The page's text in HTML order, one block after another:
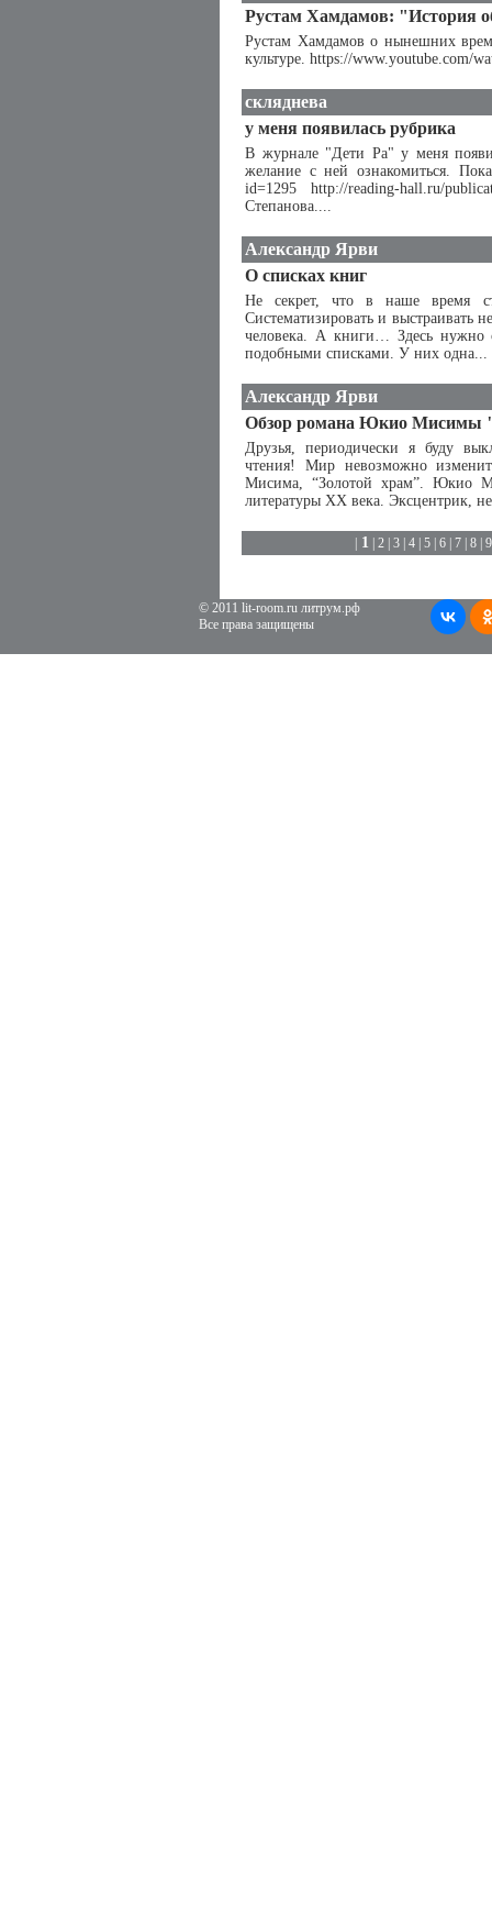
Рустам Хамдамов: "История
Рустам Хамдамов о нынешних
культуре. https://www.youtube.com/
скляднева
у меня появилась рубрика
В журнале "Дети Ра" у меня
желание с ней ознакомиться.
id=1295 http://reading-hall.ru/
Степанова....
Александр Ярви
О списках книг
Не секрет, что в наше время
Систематизировать и выстраивать
человека. А книги… Здесь нужно
подобными списками. У них одна...
Александр Ярви
Обзор романа Юкио Мисимы
Друзья, периодически я буду
чтения! Мир невозможно
Мисима, “Золотой храм”. Юкио
литературы XX века. Эксцентрик,
1 2 3 4 5 6 7 8 9
© 2011 lit-room.ru литрум.рф
Все права защищены